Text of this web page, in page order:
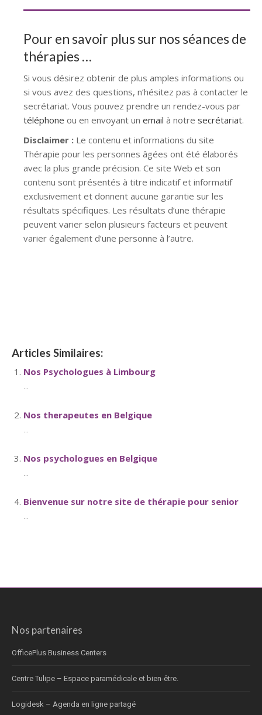
Pour en savoir plus sur nos séances de
thérapies …
Si vous désirez obtenir de plus amples informations ou
si vous avez des questions, n’hésitez pas à contacter le
secrétariat. Vous pouvez prendre un rendez-vous par
téléphone ou en envoyant un email à notre secrétariat.
Disclaimer : Le contenu et informations du site
Thérapie pour les personnes âgées ont été élaborés
avec la plus grande précision. Ce site Web et son
contenu sont présentés à titre indicatif et informatif
exclusivement et donnent aucune garantie sur les
résultats spécifiques. Les résultats d’une thérapie
peuvent varier selon plusieurs facteurs et peuvent
varier également d’une personne à l’autre.
Articles Similaires:
Nos Psychologues à Limbourg
Nos therapeutes en Belgique
Nos psychologues en Belgique
Bienvenue sur notre site de thérapie pour senior
Nos partenaires
OfficePlus Business Centers
Centre Tulipe – Espace paramédicale et bien-être.
Logidesk – Agenda en ligne partagé